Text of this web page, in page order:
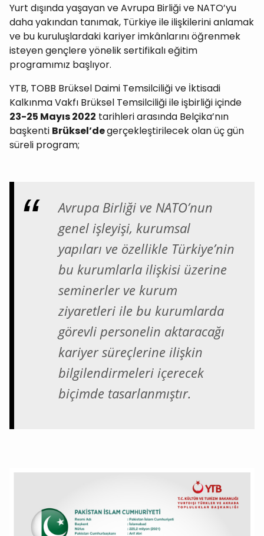
Yurt dışında yaşayan ve Avrupa Birliği ve NATO’yu
daha yakından tanımak, Türkiye ile ilişkilerini anlamak
ve bu kuruluşlardaki kariyer imkânlarını öğrenmek
isteyen gençlere yönelik sertifikalı eğitim
programımız başlıyor.
YTB, TOBB Brüksel Daimi Temsilciliği ve İktisadi
Kalkınma Vakfı Brüksel Temsilciliği ile işbirliği içinde
23-25 Mayıs 2022 tarihleri arasında Belçika’nın
başkenti Brüksel’degerçekleştirilecek olan üç gün
süreli program;
Avrupa Birliği ve NATO’nun
genel işleyişi, kurumsal
yapıları ve özellikle Türkiye’nin
bu kurumlarla ilişkisi üzerine
seminerler ve kurum
ziyaretleri ile bu kurumlarda
görevli personelin aktaracağı
kariyer süreçlerine ilişkin
bilgilendirmeleri içerecek
biçimde tasarlanmıştır.